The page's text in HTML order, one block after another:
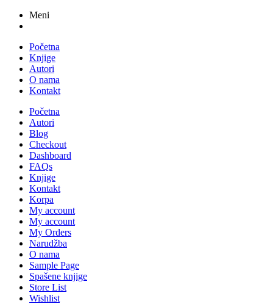
Meni
Početna
Knjige
Autori
O nama
Kontakt
Početna
Autori
Blog
Checkout
Dashboard
FAQs
Knjige
Kontakt
Korpa
My account
My account
My Orders
Narudžba
O nama
Sample Page
Spašene knjige
Store List
Wishlist